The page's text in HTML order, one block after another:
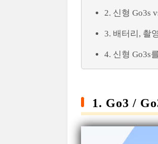
2. 신형 Go3s
3. 배터리, 촬
4. 신형 Go3s
1. Go3 /